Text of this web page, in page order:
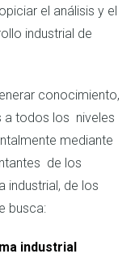
el análisis y el
industrial de
conocimiento,
a todos los niveles
mediante
de los
industrial, de los
busca:
industrial